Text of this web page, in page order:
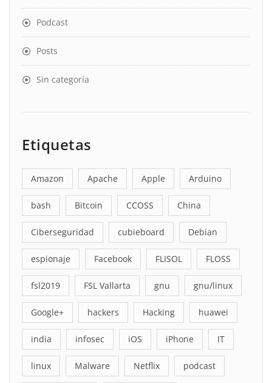
Podcast
Posts
Sin categoría
Etiquetas
Amazon Apache Apple Arduino
bash Bitcoin CCOSS China
Ciberseguridad cubieboard Debian
espionaje Facebook FLISOL FLOSS
fsl2019 FSL Vallarta gnu gnu/linux
Google+ hackers Hacking huawei
india infosec iOS iPhone IT
linux Malware Netflix podcast